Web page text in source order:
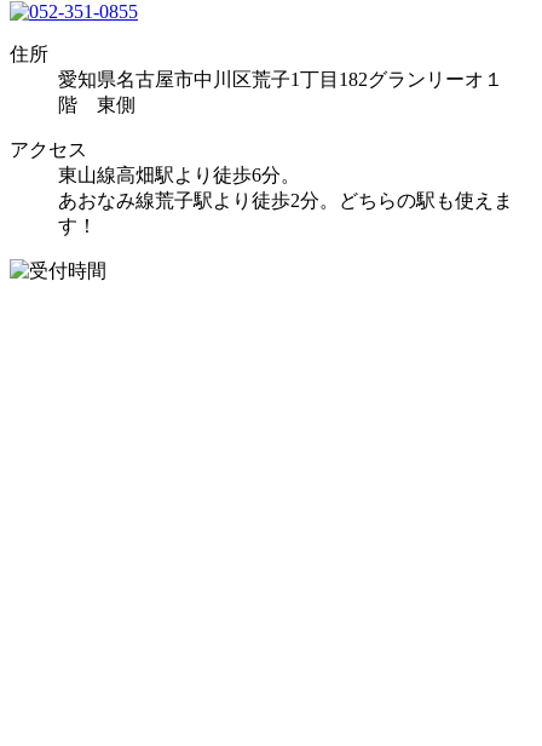
住所
愛知県名古屋市中川区荒子1丁目182グランリーオ１
階 東側
アクセス
東山線高畑駅より徒歩6分。
あおなみ線荒子駅より徒歩2分。どちらの駅も使えま
す！